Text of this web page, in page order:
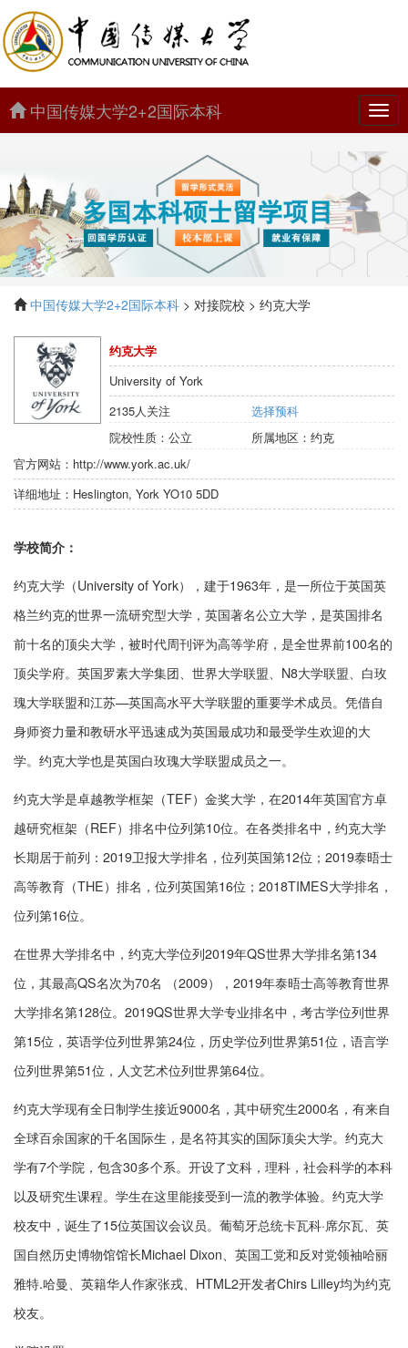
中
国
传
大
学
2+2
际
本
科
中国传媒大学2+2国际本科
中国传媒大学2+2国际本科 > 对接院校 > 约克大学
约克大学
University of York
2135人关注
选择预科
院校性质： 公立 所属地区：约克
官方网站： http://www.york.ac.uk/
详细地址： Heslington, York YO10 5DD
学校简介：
约克大学（University of York），建于1963年，是一所位于英国英
格兰约克的世界一流研究型大学，英国著名公立大学，是英国排名
前十名的顶尖大学，被时代周刊评为高等学府，是全世界前100名的
顶尖学府。英国罗素大学集团、世界大学联盟、N8大学联盟、白玫
瑰大学联盟和江苏—英国高水平大学联盟的重要学术成员。凭借自
身师资力量和教研水平迅速成为英国最成功和最受学生欢迎的大
学。约克大学也是英国白玫瑰大学联盟成员之一。
约克大学是卓越教学框架（TEF）金奖大学，在2014年英国官方卓
越研究框架（REF）排名中位列第10位。在各类排名中，约克大学
长期居于前列：2019卫报大学排名，位列英国第12位；2019泰晤士
高等教育（THE）排名，位列英国第16位；2018TIMES大学排名，
位列第16位。
在世界大学排名中，约克大学位列2019年QS世界大学排名第134
位，其最高QS名次为70名 （2009），2019年泰晤士高等教育世界
大学排名第128位。2019QS世界大学专业排名中，考古学位列世界
第15位，英语学位列世界第24位，历史学位列世界第51位，语言学
位列世界第51位，人文艺术位列世界第64位。
约克大学现有全日制学生接近9000名，其中研究生2000名，有来自
全球百余国家的千名国际生，是名符其实的国际顶尖大学。约克大
学有7个学院，包含30多个系。开设了文科，理科，社会科学的本科
以及研究生课程。学生在这里能接受到一流的教学体验。约克大学
校友中，诞生了15位英国议会议员。葡萄牙总统卡瓦科·席尔瓦、英
国自然历史博物馆馆长Michael Dixon、英国工党和反对党领袖哈丽
雅特.哈曼、英籍华人作家张戎、HTML2开发者Chirs Lilley均为约克
校友。